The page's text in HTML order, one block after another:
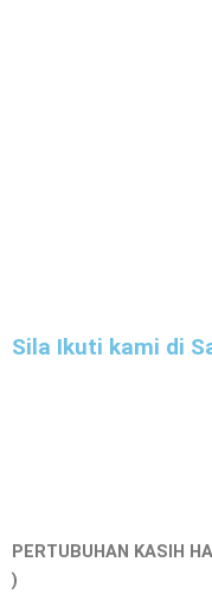
Sila Ikuti kami di
PERTUBUHAN KASIH
)